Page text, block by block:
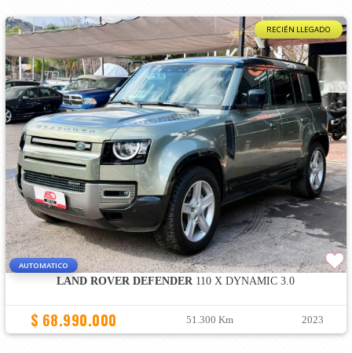
RECIÉN LLEGADO
AUTOMATICO
LAND ROVER DEFENDER 110 X DYNAMIC 3.0
$ 68.990.000 51.300 Km 2023